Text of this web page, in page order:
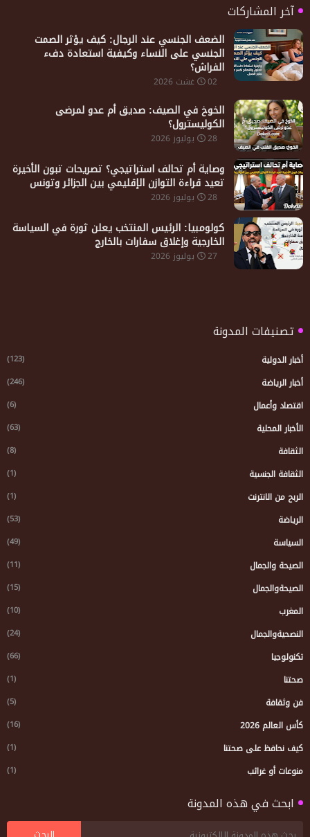
آخر المشاركات
الضعف الجنسي عند الرجال: كيف يؤثر الصمت
الجنسي على النساء وكيفية استعادة دفء
الفراش؟
02 غشت 2026
الخوخ في الصيف: صديق أم عدو لمرضى
الكوليسترول؟
28 يوليوز 2026
​وصاية أم تحالف استراتيجي؟ تصريحات تبون الأخيرة
تعيد قراءة التوازن الإقليمي بين الجزائر وتونس
28 يوليوز 2026
كولومبيا: الرئيس المنتخب يعلن ثورة في السياسة
الخارجية وإغلاق سفارات بالخارج
27 يوليوز 2026
تصنيفات المدونة
أخبار الدولية (123)
أخبار الرياضة (246)
اقتصاد وأعمال (6)
الأخبار المحلية (63)
الثقافة (8)
الثقافة الجنسية (1)
الربح من الانترنت (1)
الرياضة (53)
السياسة (49)
الصيحة والجمال (11)
الصيحةوالجمال (15)
المغرب (10)
النصحيةوالجمال (24)
تكنولوجيا (66)
صحتنا (1)
فن وثقافة (5)
كأس العالم 2026 (16)
كيف نحافظ على صحتنا (1)
منوعات أو غرائب (1)
ابحث في هذه المدونة